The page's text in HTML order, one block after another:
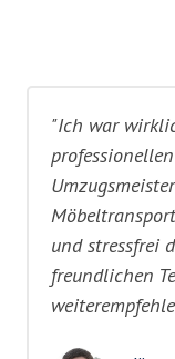
"Ich war
und stressfrei
freundlichen